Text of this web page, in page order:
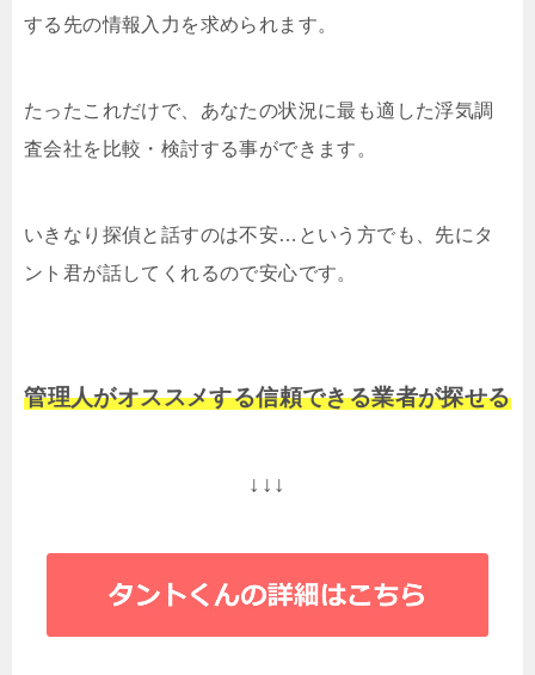
する先の情報入力を求められます。
たったこれだけで、あなたの状況に最も適した浮気調
査会社を比較・検討する事ができます。
いきなり探偵と話すのは不安…という方でも、先にタ
ント君が話してくれるので安心です。
管理人がオススメする信頼できる業者が探せる
↓↓↓